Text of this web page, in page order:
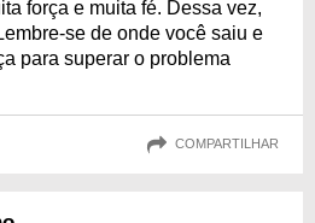
força e muita fé. Dessa vez,
se de onde você saiu e
para superar o problema
COMPARTILHAR